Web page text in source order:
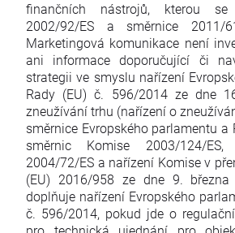
finančních nástrojů, kterou
2002/92/ES a směrnice 2011/
Marketingová komunikace není
ani informace doporučující či
strategii ve smyslu nařízení
Rady (EU) č. 596/2014 ze dne
zneužívání trhu (nařízení o
směrnice Evropského parlamentu a
směrnic Komise 2003/124/
2004/72/ES a nařízení Komise v
(EU) 2016/958 ze dne 9.
doplňuje nařízení Evropského
č. 596/2014, pokud jde o